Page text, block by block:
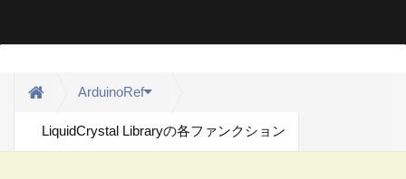
ArduinoRef
LiquidCrystal Libraryの各ファンクション